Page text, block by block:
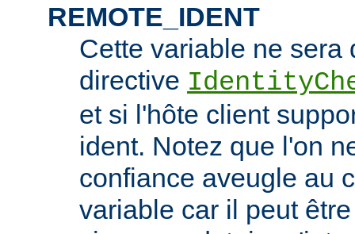
REMOTE_IDENT
Cette variable ne sera
directive
et si l'hôte client
ident. Notez que l'on
confiance aveugle au
variable car il peut